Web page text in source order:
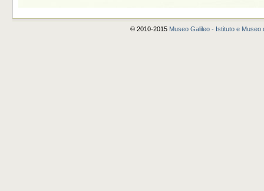
© 2010-2015 Museo Galileo - Istituto e Museo